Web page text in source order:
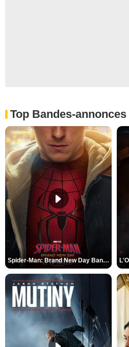
Top Bandes-annonces
Spider-Man: Brand New Day Bande-annonce VO STFR